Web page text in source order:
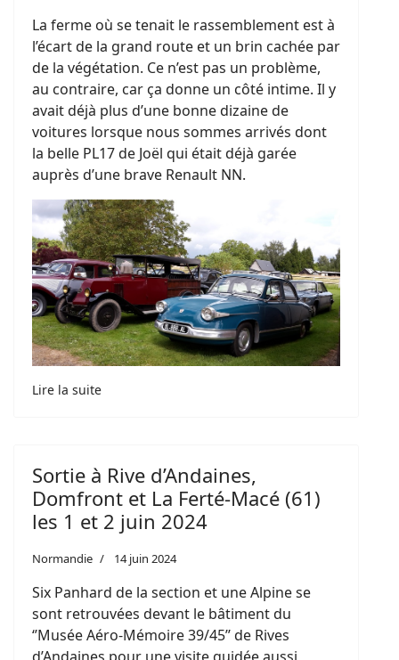
La ferme où se tenait le rassemblement est à
l’écart de la grand route et un brin cachée par
de la végétation. Ce n’est pas un problème,
au contraire, car ça donne un côté intime. Il y
avait déjà plus d’une bonne dizaine de
voitures lorsque nous sommes arrivés dont
la belle PL17 de Joël qui était déjà garée
auprès d’une brave Renault NN.
Lire la suite
Sortie à Rive d’Andaines,
Domfront et La Ferté-Macé (61)
les 1 et 2 juin 2024
Normandie 14 juin 2024
Six Panhard de la section et une Alpine se
sont retrouvées devant le bâtiment du
‘’Musée Aéro-Mémoire 39/45’’ de Rives